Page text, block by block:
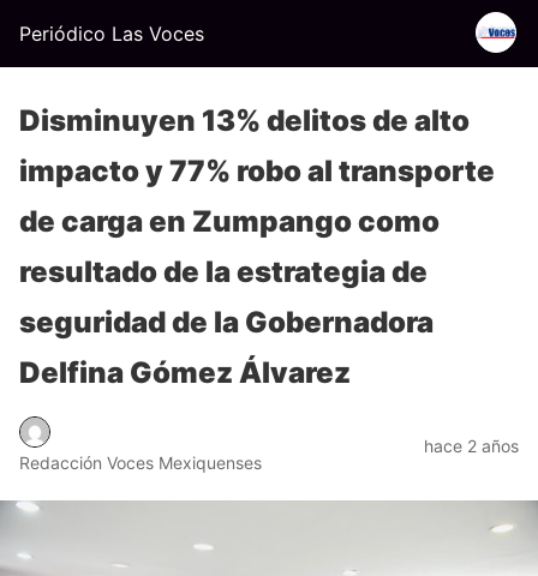
Periódico Las Voces
Disminuyen 13% delitos de alto
impacto y 77% robo al transporte
de carga en Zumpango como
resultado de la estrategia de
seguridad de la Gobernadora
Delfina Gómez Álvarez
Redacción Voces Mexiquenses
hace 2 años